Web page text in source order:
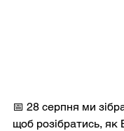
📅 28 серпня ми
щоб розібратись, як